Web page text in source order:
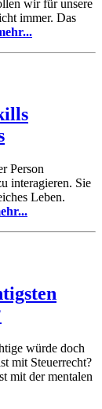
wir für unsere
immer. Das
Person
interagieren. Sie
Leben.
würde doch
mit Steuerrecht?
mit der mentalen